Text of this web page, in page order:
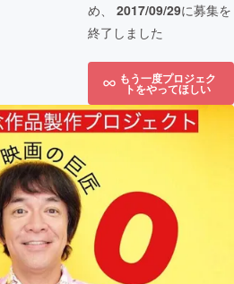
め、 2017/09/29に募集を
終了しました
もう一度プロジェク
トをやってほしい